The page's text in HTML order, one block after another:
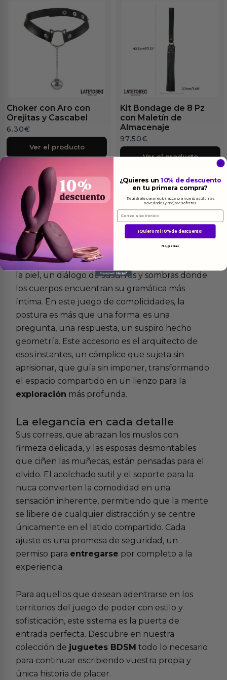
Choker con Aro con
Orejitas y Cascabel
6.30€
Ver el producto
Kit Bondage de 8 Pz
con Maletín de
Almacenaje
97.50€
Ver el producto
Másinformacion
Existe un lenguaje silencioso que se escribe con
la piel, un diálogo de susurros y sombras donde
los cuerpos encuentran su gramática más
íntima. En este juego de complicidades, la
postura es más que una forma; es una
pregunta, una respuesta, un suspiro hecho
geometría. Este accesorio es el arquitecto de
esos instantes, un cómplice que sujeta sin
aprisionar, que guía sin imponer, transformando
el espacio compartido en un lienzo para la
exploración más profunda.
La elegancia en cada detalle
Sus correas, que abrazan los muslos con
firmeza delicada, y las esposas desmontables
que ciñen las muñecas, están pensadas para el
olvido. El acolchado sutil y el soporte para la
nuca convierten la comodidad en una
sensación inherente, permitiendo que la mente
se libere de cualquier distracción y se centre
únicamente en el latido compartido. Cada
ajuste es una promesa de seguridad, un
permiso para entregarse por completo a la
experiencia.
Para aquellos que desean adentrarse en los
territorios del juego de poder con estilo y
sofisticación, este sistema es la puerta de
entrada perfecta. Descubre en nuestra
colección de juguetes BDSM todo lo necesario
para continuar escribiendo vuestra propia y
única historia de placer.
¿Quieres un10% de descuento
en tu primera compra?
Regístrate para recibir acceso a nuestras últimas
novedades y mejores ofertas.
Email
¡Quiero mi 10% de descuento!
No, gracias